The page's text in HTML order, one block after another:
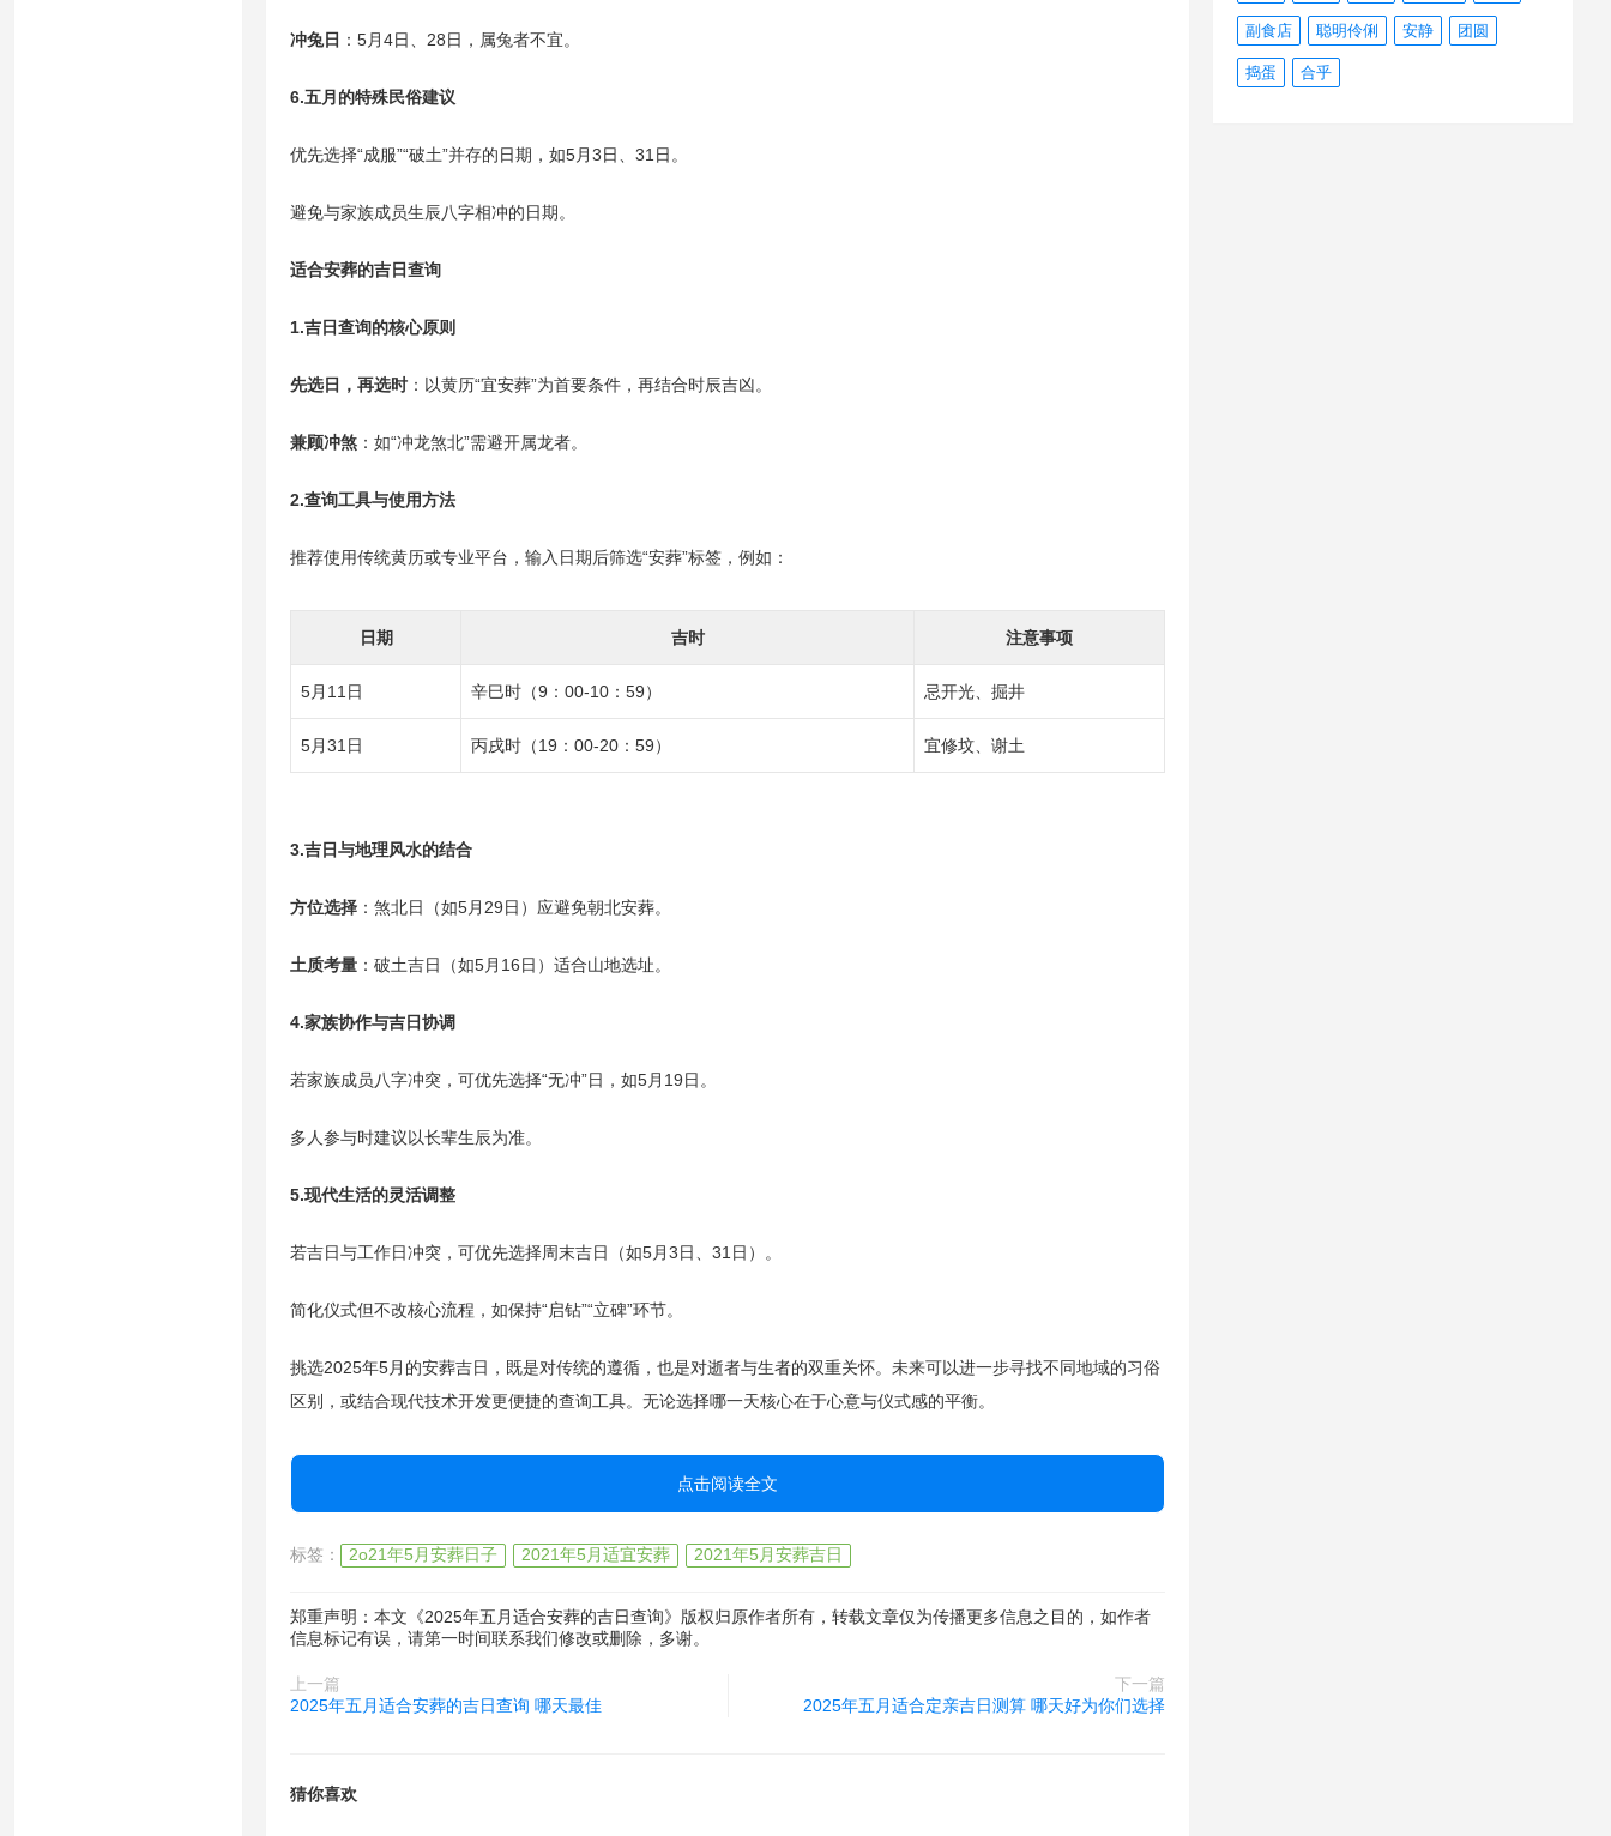
冲兔日 ：5月4日、28日，属兔者不宜。
6.五月的特殊民俗建议
优先选择“成服”“破土”并存的日期，如5月3日、31日。
避免与家族成员生辰八字相冲的日期。
适合安葬的吉日查询
1.吉日查询的核心原则
先选日，再选时 ：以黄历“宜安葬”为首要条件，再结合时辰吉凶。
兼顾冲煞 ：如“冲龙煞北”需避开属龙者。
2.查询工具与使用方法
推荐使用传统黄历或专业平台，输入日期后筛选“安葬”标签，例如：
日期 吉时 注意事项
5月11日 辛巳时（9：00-10：59） 忌开光、掘井
5月31日 丙戌时（19：00-20：59） 宜修坟、谢土
3.吉日与地理风水的结合
方位选择 ：煞北日（如5月29日）应避免朝北安葬。
土质考量 ：破土吉日（如5月16日）适合山地选址。
4.家族协作与吉日协调
若家族成员八字冲突，可优先选择“无冲”日，如5月19日。
多人参与时建议以长辈生辰为准。
5.现代生活的灵活调整
若吉日与工作日冲突，可优先选择周末吉日（如5月3日、31日）。
简化仪式但不改核心流程，如保持“启钻”“立碑”环节。
挑选2025年5月的安葬吉日，既是对传统的遵循，也是对逝者与生者的双重关怀。未来可以进一步寻找不同地域的习俗
区别，或结合现代技术开发更便捷的查询工具。无论选择哪一天核心在于心意与仪式感的平衡。
点击阅读全文
标签： 2o21年5月安葬日子 2021年5月适宜安葬 2021年5月安葬吉日
郑重声明：本文《2025年五月适合安葬的吉日查询》版权归原作者所有，转载文章仅为传播更多信息之目的，如作者
信息标记有误，请第一时间联系我们修改或删除，多谢。
上一篇
2025年五月适合安葬的吉日查询 哪天最佳
下一篇
2025年五月适合定亲吉日测算 哪天好为你们选择
猜你喜欢
副食店 聪明伶俐 安静 团圆
捣蛋 合乎